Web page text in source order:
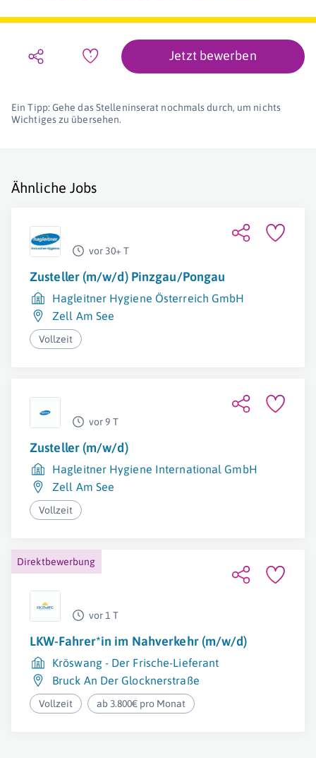
Jetzt bewerben
Ein Tipp: Gehe das Stelleninserat nochmals durch, um nichts
Wichtiges zu übersehen.
Ähnliche Jobs
vor 30+ T
Zusteller (m/w/d) Pinzgau/Pongau
Hagleitner Hygiene Österreich GmbH
Zell Am See
Vollzeit
vor 9 T
Zusteller (m/w/d)
Hagleitner Hygiene International GmbH
Zell Am See
Vollzeit
Direktbewerbung
vor 1 T
LKW-Fahrer*in im Nahverkehr (m/w/d)
Kröswang - Der Frische-Lieferant
Bruck An Der Glocknerstraße
Vollzeit ab 3.800€ pro Monat